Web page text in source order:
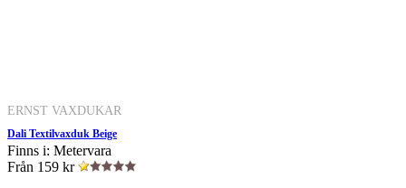
ERNST VAXDUKAR
Dali Textilvaxduk Beige
Finns i: Metervara
Från 159 kr